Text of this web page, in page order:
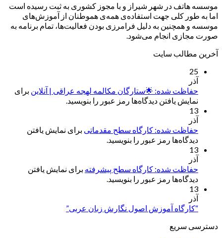
موسسه هاتف در شهر شیراز و با مجوز کشوری به ثبت رسیده است
اما به طور کلی جهت استفاده‌ی همه‌ی هموطنان از آموزش‌های
موسسه و همچنین به دلیل فرامرزی بودن فعالیت‌ها، تمام برنامه به
صورت مجازی انجام می‌شود.
آخرین مطالب سایت
25
آذر
حفاظت شده: 🌟ستارگان مکالمه لهجه عراقی | آنلاین برای
نمایش یافتن دیدگاه‌ها رمز عبور را بنویسید.
13
آذر
حفاظت شده: کارگاه سطح مقدماتی برای نمایش یافتن
دیدگاه‌ها رمز عبور را بنویسید.
13
آذر
حفاظت شده: کارگاه سطح پیشرفته برای نمایش یافتن
دیدگاه‌ها رمز عبور را بنویسید.
13
آذر
“کارگاه آموزش اصول نگارش زبان عربی”
دسترسی سریع